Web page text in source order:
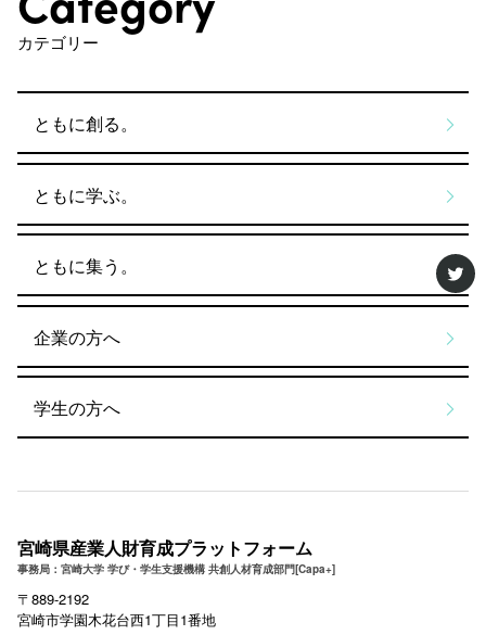
カテゴリー
ともに創る。
ともに学ぶ。
ともに集う。
企業の方へ
学生の方へ
宮崎県産業人財育成プラットフォーム
事務局：宮崎大学 学び・学生支援機構 共創人材育成部門[Capa+]
〒889-2192
宮崎市学園木花台西1丁目1番地